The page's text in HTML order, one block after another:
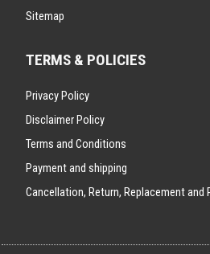
Sitemap
TERMS & POLICIES
Privacy Policy
Disclaimer Policy
Terms and Conditions
Payment and shipping
Cancellation, Return, Replacement and